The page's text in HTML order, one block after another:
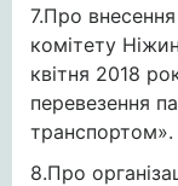
7.Про
комітету
квітня 2018
перевезення
транспортом».
8.Про